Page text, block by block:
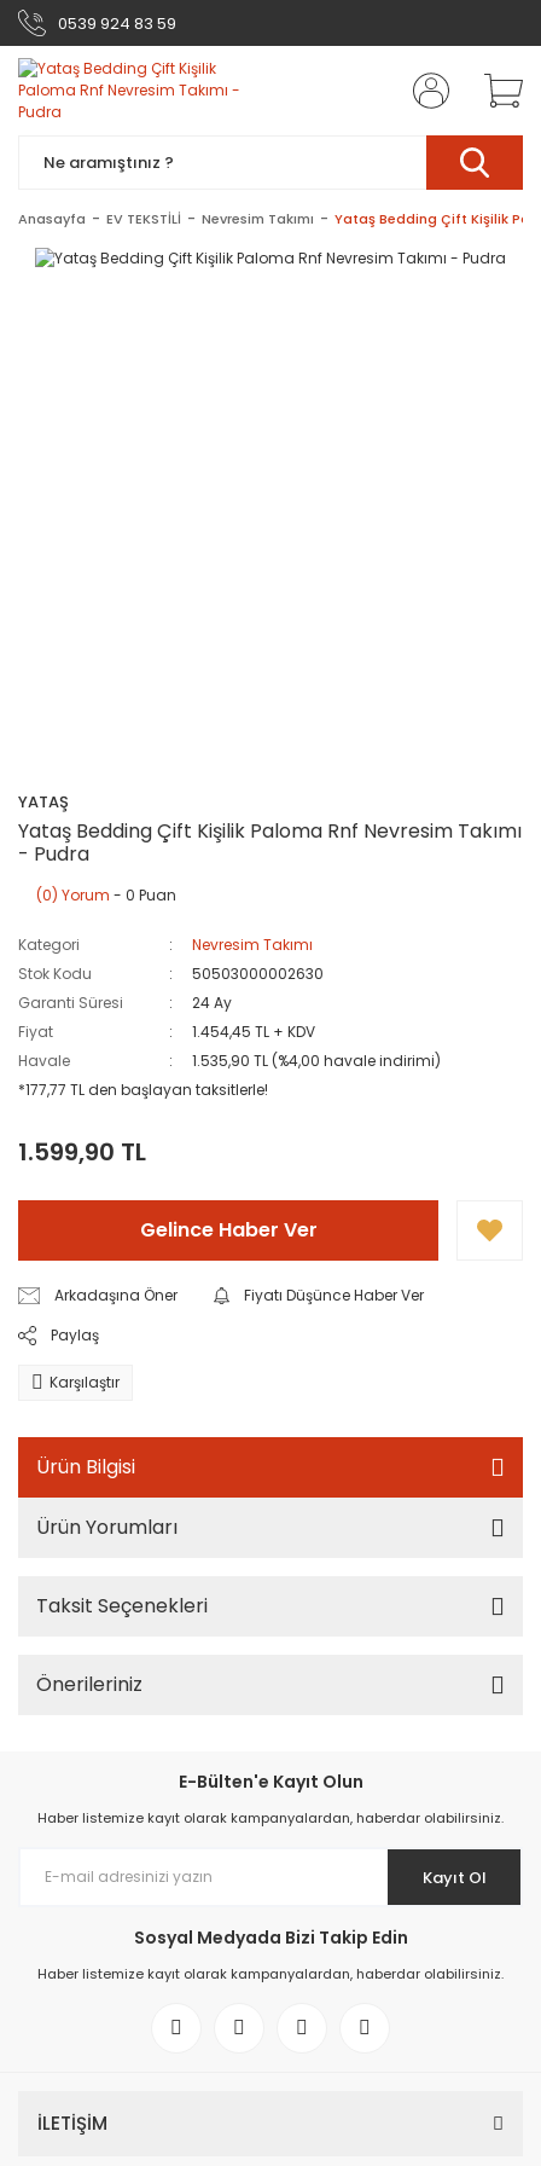
0539 924 83 59
Anasayfa EV TEKSTİLİ Nevresim Takımı Yataş Bedding Çift Kişilik
YATAŞ
Yataş Bedding Çift Kişilik Paloma Rnf Nevresim Takımı
- Pudra
(0) Yorum - 0 Puan
Kategori
Nevresim Takımı
Stok Kodu
50503000002630
Garanti Süresi
24 Ay
Fiyat
1.454,45 TL + KDV
Havale
1.535,90 TL (%4,00 havale indirimi)
*177,77 TL den başlayan taksitlerle!
1.599,90 TL
Gelince Haber Ver
Arkadaşına Öner
Fiyatı Düşünce Haber Ver
Paylaş
Karşılaştır
Ürün Bilgisi
Ürün Yorumları
Taksit Seçenekleri
Önerileriniz
E-Bülten'e Kayıt Olun
Haber listemize kayıt olarak kampanyalardan, haberdar olabilirsiniz.
Kayıt Ol
Sosyal Medyada Bizi Takip Edin
Haber listemize kayıt olarak kampanyalardan, haberdar olabilirsiniz.
İLETİŞİM